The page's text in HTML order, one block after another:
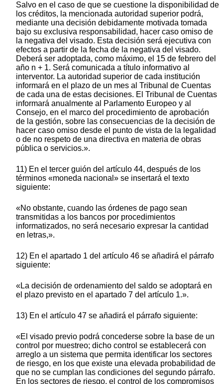
Salvo en el caso de que se cuestione la disponibilidad de
los créditos, la mencionada autoridad superior podrá,
mediante una decisión debidamente motivada tomada
bajo su exclusiva responsabilidad, hacer caso omiso de
la negativa del visado. Esta decisión será ejecutiva con
efectos a partir de la fecha de la negativa del visado.
Deberá ser adoptada, como máximo, el 15 de febrero del
año n + 1. Será comunicada a título informativo al
interventor. La autoridad superior de cada institución
informará en el plazo de un mes al Tribunal de Cuentas
de cada una de estas decisiones. El Tribunal de Cuentas
informará anualmente al Parlamento Europeo y al
Consejo, en el marco del procedimiento de aprobación
de la gestión, sobre las consecuencias de la decisión de
hacer caso omiso desde el punto de vista de la legalidad
o de no respeto de una directiva en materia de obras
pública o servicios.».
11) En el tercer guión del artículo 44, después de los
términos «moneda nacional» se insertará el texto
siguiente:
«No obstante, cuando las órdenes de pago sean
transmitidas a los bancos por procedimientos
informatizados, no será necesario expresar la cantidad
en letras,».
12) En el apartado 1 del artículo 46 se añadirá el párrafo
siguiente:
«La decisión de ordenamiento del saldo se adoptará en
el plazo previsto en el apartado 7 del artículo 1.».
13) En el artículo 47 se añadirá el párrafo siguiente:
«El visado previo podrá concederse sobre la base de un
control por muestreo; dicho control se establecerá con
arreglo a un sistema que permita identificar los sectores
de riesgo, en los que existe una elevada probabilidad de
que no se cumplan las condiciones del segundo párrafo.
En los sectores de riesgo, el control de los compromisos